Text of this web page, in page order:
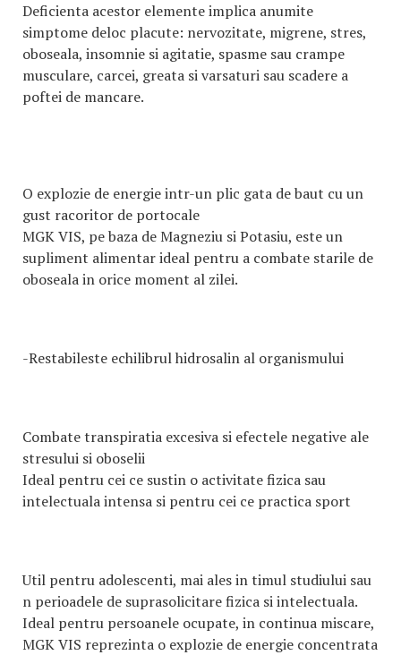
Deficienta acestor elemente implica anumite
simptome deloc placute: nervozitate, migrene, stres,
oboseala, insomnie si agitatie, spasme sau crampe
musculare, carcei, greata si varsaturi sau scadere a
poftei de mancare.
O explozie de energie intr-un plic gata de baut cu un
gust racoritor de portocale
MGK VIS, pe baza de Magneziu si Potasiu, este un
supliment alimentar ideal pentru a combate starile de
oboseala in orice moment al zilei.
-Restabileste echilibrul hidrosalin al organismului
Combate transpiratia excesiva si efectele negative ale
stresului si oboselii
Ideal pentru cei ce sustin o activitate fizica sau
intelectuala intensa si pentru cei ce practica sport
Util pentru adolescenti, mai ales in timul studiului sau
n perioadele de suprasolicitare fizica si intelectuala.
Ideal pentru persoanele ocupate, in continua miscare,
MGK VIS reprezinta o explozie de energie concentrata